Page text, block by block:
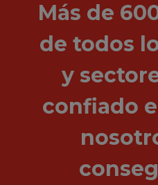
Más de
de todos
y
confiado